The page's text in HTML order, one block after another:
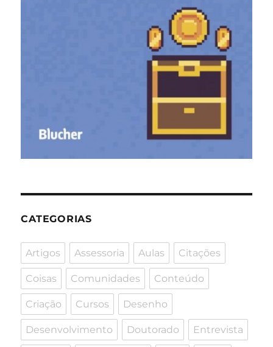
CATEGORIAS
Artigos Assessoria Aulas Citações
Coisas Comunidades Conteúdo
Criação Cursos Desenho
Desenvolvimento Doutorado Entrevista